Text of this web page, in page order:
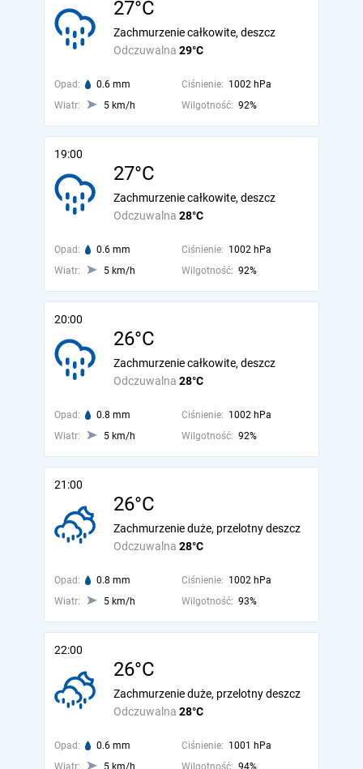
27°C
Odczuwalna 29°C
Zachmurzenie całkowite, deszcz
Opad: 0.6 mm Ciśnienie: 1002 hPa
Wiatr:
5 km/h Wilgotność: 92%
19:00
27°C
Odczuwalna 28°C
Zachmurzenie całkowite, deszcz
Opad: 0.6 mm Ciśnienie: 1002 hPa
Wiatr:
5 km/h Wilgotność: 92%
20:00
26°C
Odczuwalna 28°C
Zachmurzenie całkowite, deszcz
Opad: 0.8 mm Ciśnienie: 1002 hPa
Wiatr:
5 km/h Wilgotność: 92%
21:00
26°C
Odczuwalna 28°C
Zachmurzenie duże, przelotny deszcz
Opad: 0.8 mm Ciśnienie: 1002 hPa
Wiatr:
5 km/h Wilgotność: 93%
22:00
26°C
Odczuwalna 28°C
Zachmurzenie duże, przelotny deszcz
Opad: 0.6 mm Ciśnienie: 1001 hPa
Wiatr:
5 km/h Wilgotność: 94%